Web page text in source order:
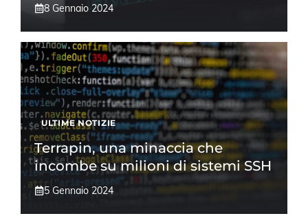
8 Gennaio 2024
ULTIME NOTIZIE
Terrapin, una minaccia che
incombe su milioni di sistemi SSH
5 Gennaio 2024